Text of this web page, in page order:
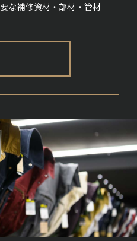
な補修資材・部材・管材